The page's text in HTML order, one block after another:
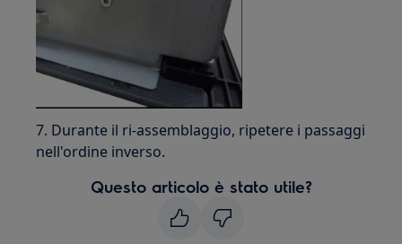
7. Durante il ri-assemblaggio, ripetere i passaggi
nell'ordine inverso.
Questo articolo è stato utile?